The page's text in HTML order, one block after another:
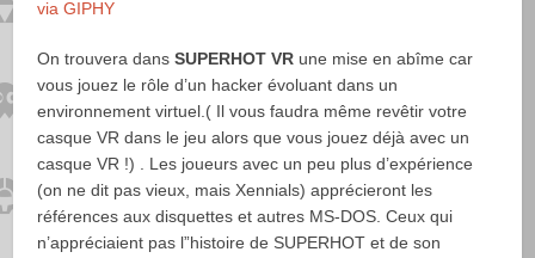
via GIPHY
On trouvera dansSUPERHOT VR une mise en abîme car
vous jouez le rôle d’un hacker évoluant dans un
environnement virtuel.( Il vous faudra même revêtir votre
casque VR dans le jeu alors que vous jouez déjà avec un
casque VR !) . Les joueurs avec un peu plus d’expérience
(on ne dit pas vieux, mais Xennials) apprécieront les
références aux disquettes et autres MS-DOS. Ceux qui
n’appréciaient pas l”histoire de SUPERHOT et de son